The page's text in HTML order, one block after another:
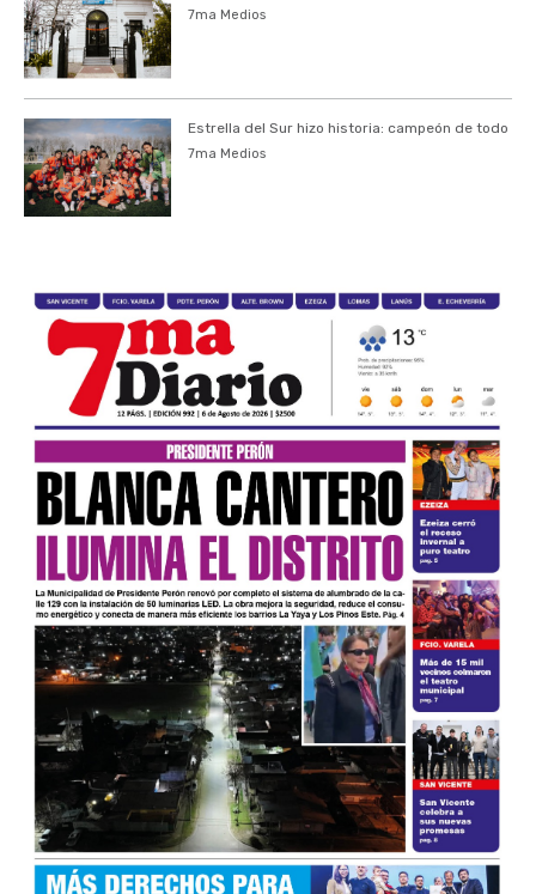
7ma Medios
Estrella del Sur hizo historia: campeón de todo
7ma Medios